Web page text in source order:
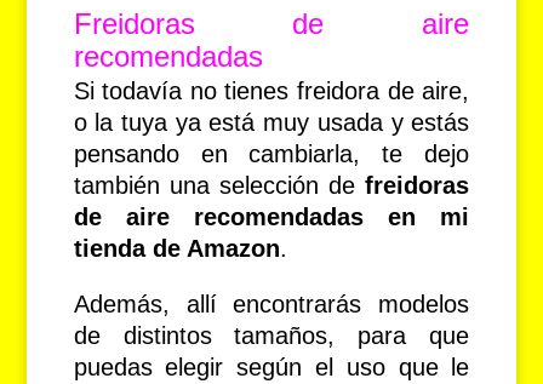
Freidoras de aire
recomendadas
Si todavía no tienes freidora de aire,
o la tuya ya está muy usada y estás
pensando en cambiarla, te dejo
también una selección defreidoras
de aire recomendadas en mi
tienda de Amazon.
Además, allí encontrarás modelos
de distintos tamaños, para que
puedas elegir según el uso que le